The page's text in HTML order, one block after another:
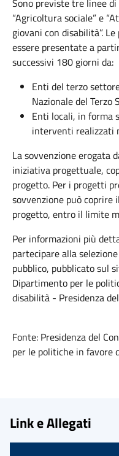
Sono previste tre linee
“Agricoltura sociale” e
giovani con disabilità”.
essere presentate a
successivi 180 giorni da:
Enti del terzo
Nazionale del Terzo
Enti locali, in forma
interventi realizzati
La sovvenzione erogata
iniziativa progettuale,
progetto. Per i progetti
sovvenzione può coprire
progetto, entro il limite
Per informazioni più
partecipare alla
pubblico, pubblicato sul
Dipartimento per le
disabilità - Presidenza
Fonte: Presidenza del
per le politiche in favore
Link e Allegati